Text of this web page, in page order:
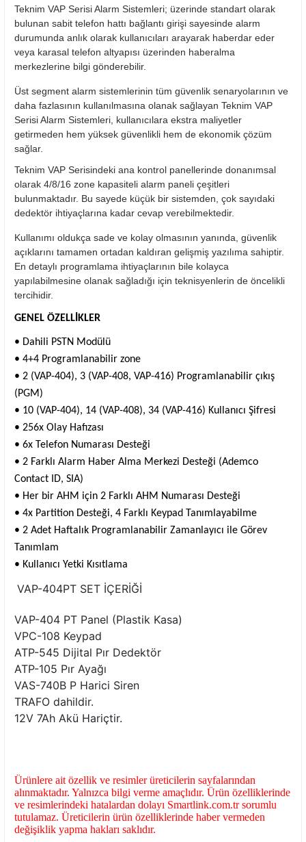
Teknim VAP Serisi Alarm Sistemleri; üzerinde standart olarak
bulunan sabit telefon hattı bağlantı girişi sayesinde alarm
durumunda anlık olarak kullanıcıları arayarak haberdar eder
veya karasal telefon altyapısı üzerinden haberalma
merkezlerine bilgi gönderebilir.
Üst segment alarm sistemlerinin tüm güvenlik senaryolarının ve
daha fazlasının kullanılmasına olanak sağlayan Teknim VAP
Serisi Alarm Sistemleri, kullanıcılara ekstra maliyetler
getirmeden hem yüksek güvenlikli hem de ekonomik çözüm
sağlar.
Teknim VAP Serisindeki ana kontrol panellerinde donanımsal
olarak 4/8/16 zone kapasiteli alarm paneli çeşitleri
bulunmaktadır. Bu sayede küçük bir sistemden, çok sayıdaki
dedektör ihtiyaçlarına kadar cevap verebilmektedir.
Kullanımı oldukça sade ve kolay olmasının yanında, güvenlik
açıklarını tamamen ortadan kaldıran gelişmiş yazılıma sahiptir.
En detaylı programlama ihtiyaçlarının bile kolayca
yapılabilmesine olanak sağladığı için teknisyenlerin de öncelikli
tercihidir.
GENEL ÖZELLİKLER
• Dahili PSTN Modülü
• 4+4 Programlanabilir zone
• 2 (VAP-404), 3 (VAP-408, VAP-416) Programlanabilir çıkış
(PGM)
• 10 (VAP-404), 14 (VAP-408), 34 (VAP-416) Kullanıcı Şifresi
• 256x Olay Hafızası
• 6x Telefon Numarası Desteği
• 2 Farklı Alarm Haber Alma Merkezi Desteği (Ademco
Contact ID, SIA)
• Her bir AHM için 2 Farklı AHM Numarası Desteği
• 4x Partition Desteği, 4 Farklı Keypad Tanımlayabilme
• 2 Adet Haftalık Programlanabilir Zamanlayıcı ile Görev
Tanımlam
• Kullanıcı Yetki Kısıtlama
VAP-404PT SET İÇERİĞİ
VAP-404 PT Panel (Plastik Kasa)
VPC-108 Keypad
ATP-545 Dijital Pır Dedektör
ATP-105 Pır Ayağı
VAS-740B P Harici Siren
TRAFO dahildir.
12V 7Ah Akü Hariçtir.
Ürünlere ait özellik ve resimler üreticilerin sayfalarından
alınmaktadır. Yalnızca bilgi verme amaçlıdır. Ürün özelliklerinde
ve resimlerindeki hatalardan dolayı Smartlink.com.tr sorumlu
tutulamaz. Üreticilerin ürün özelliklerinde haber vermeden
değişiklik yapma hakları saklıdır.